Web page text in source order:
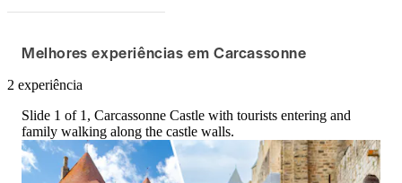
Melhores experiências em Carcassonne
2 experiência
Slide 1 of 1, Carcassonne Castle with tourists entering and
family walking along the castle walls.